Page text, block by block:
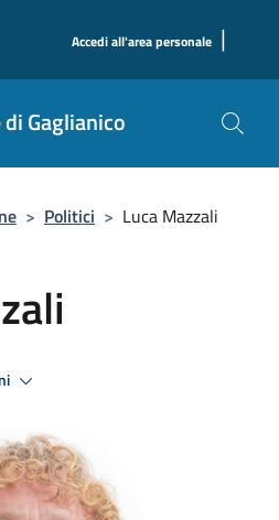
Accedi all'area personale |
Gaglianico
> Politici > Luca Mazzali